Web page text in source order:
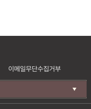
이메일무단수집거부